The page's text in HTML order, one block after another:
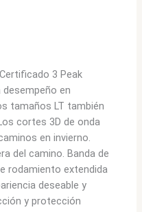
3 Peak
desempeño en
tamaños LT también
cortes 3D de onda
en invierno.
del camino. Banda de
rodamiento extendida
deseable y
y protección